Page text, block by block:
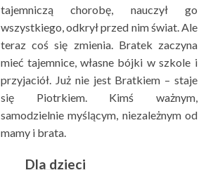
tajemniczą chorobę, nauczył go
wszystkiego, odkrył przed nim świat. Ale
teraz coś się zmienia. Bratek zaczyna
mieć tajemnice, własne bójki w szkole i
przyjaciół. Już nie jest Bratkiem – staje
się Piotrkiem. Kimś ważnym,
samodzielnie myślącym, niezależnym od
mamy i brata.
Dla dzieci